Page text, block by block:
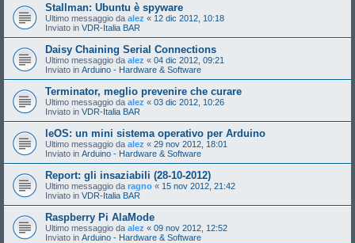
Stallman: Ubuntu è spyware
Ultimo messaggio da alez « 12 dic 2012, 10:18
Inviato in VDR-Italia BAR
Daisy Chaining Serial Connections
Ultimo messaggio da alez « 04 dic 2012, 09:21
Inviato in Arduino - Hardware & Software
Terminator, meglio prevenire che curare
Ultimo messaggio da alez « 03 dic 2012, 10:26
Inviato in VDR-Italia BAR
leOS: un mini sistema operativo per Arduino
Ultimo messaggio da alez « 29 nov 2012, 18:01
Inviato in Arduino - Hardware & Software
Report: gli insaziabili (28-10-2012)
Ultimo messaggio da ragno « 15 nov 2012, 21:42
Inviato in VDR-Italia BAR
Raspberry Pi AlaMode
Ultimo messaggio da alez « 09 nov 2012, 12:52
Inviato in Arduino - Hardware & Software